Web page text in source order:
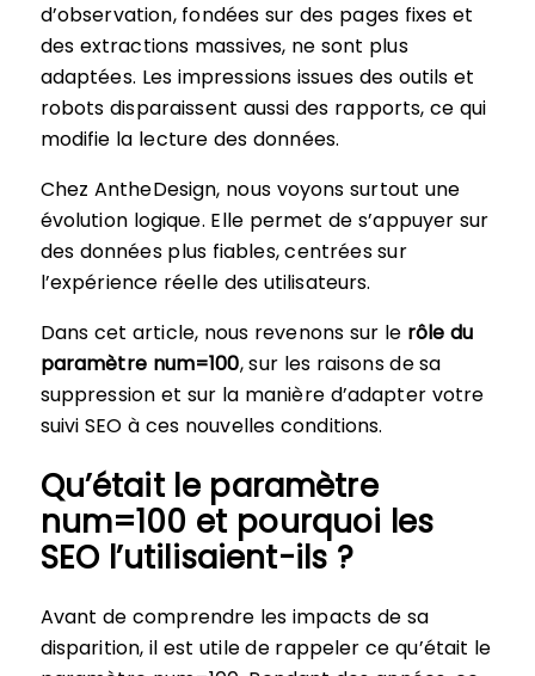
d’observation, fondées sur des pages fixes et
des extractions massives, ne sont plus
adaptées. Les impressions issues des outils et
robots disparaissent aussi des rapports, ce qui
modifie la lecture des données.
Chez AntheDesign, nous voyons surtout une
évolution logique. Elle permet de s’appuyer sur
des données plus fiables, centrées sur
l’expérience réelle des utilisateurs.
Dans cet article, nous revenons sur le rôle du
paramètre num=100, sur les raisons de sa
suppression et sur la manière d’adapter votre
suivi SEO à ces nouvelles conditions.
Qu’était le paramètre
num=100 et pourquoi les
SEO l’utilisaient-ils ?
Avant de comprendre les impacts de sa
disparition, il est utile de rappeler ce qu’était le